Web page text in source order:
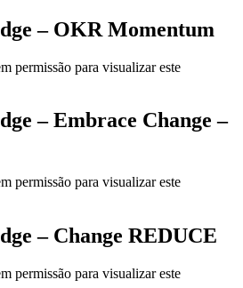
– OKR Momentum
permissão para visualizar este
– Embrace Change –
permissão para visualizar este
– Change REDUCE
permissão para visualizar este